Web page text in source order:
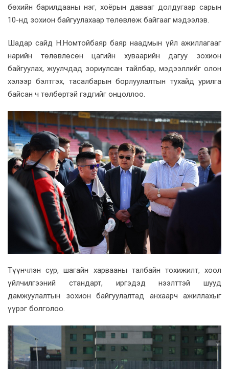
бөхийн барилдааны нэг, хоёрын давааг долдугаар сарын
10-нд зохион байгуулахаар төлөвлөж байгааг мэдээлэв.
Шадар сайд Н.Номтойбаяр баяр наадмын үйл ажиллагааг
нарийн төлөвлөсөн цагийн хуваарийн дагуу зохион
байгуулах, жуулчдад зориулсан тайлбар, мэдээллийг олон
хэлээр бэлтгэх, тасалбарын борлуулалтын тухайд урилга
байсан ч төлбөртэй гэдгийг онцоллоо.
Түүнчлэн сур, шагайн харвааны талбайн тохижилт, хоол
үйлчилгээний стандарт, иргэдэд нээлттэй шууд
дамжуулалтын зохион байгуулалтад анхаарч ажиллахыг
үүрэг болголоо.